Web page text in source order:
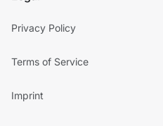
Privacy Policy
Terms of Service
Imprint